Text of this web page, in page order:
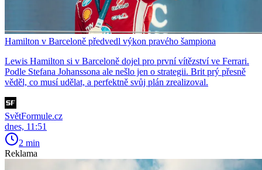
Hamilton v Barceloně předvedl výkon pravého šampiona
Lewis Hamilton si v Barceloně dojel pro první vítězství ve Ferrari.
Podle Stefana Johanssona ale nešlo jen o strategii. Brit prý přesně
věděl, co musí udělat, a perfektně svůj plán zrealizoval.
SvětFormule.cz
dnes, 11:51
2 min
Reklama